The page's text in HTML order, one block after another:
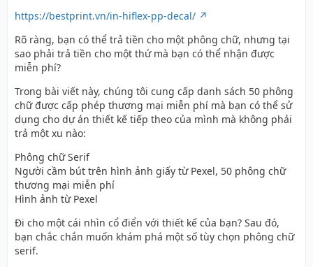
https://bestprint.vn/in-hiflex-pp-decal/
Rõ ràng, bạn có thể trả tiền cho một phông chữ, nhưng tại
sao phải trả tiền cho một thứ mà bạn có thể nhận được
miễn phí?
Trong bài viết này, chúng tôi cung cấp danh sách 50 phông
chữ được cấp phép thương mại miễn phí mà bạn có thể sử
dụng cho dự án thiết kế tiếp theo của mình mà không phải
trả một xu nào:
Phông chữ Serif
Người cầm bút trên hình ảnh giấy từ Pexel, 50 phông chữ
thương mại miễn phí
Hình ảnh từ Pexel
Đi cho một cái nhìn cổ điển với thiết kế của bạn? Sau đó,
bạn chắc chắn muốn khám phá một số tùy chọn phông chữ
serif.